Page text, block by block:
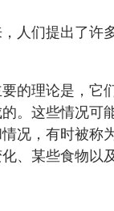
人们提出了许
的理论是，它
。这些情况可
况，有时被
、某些食物以